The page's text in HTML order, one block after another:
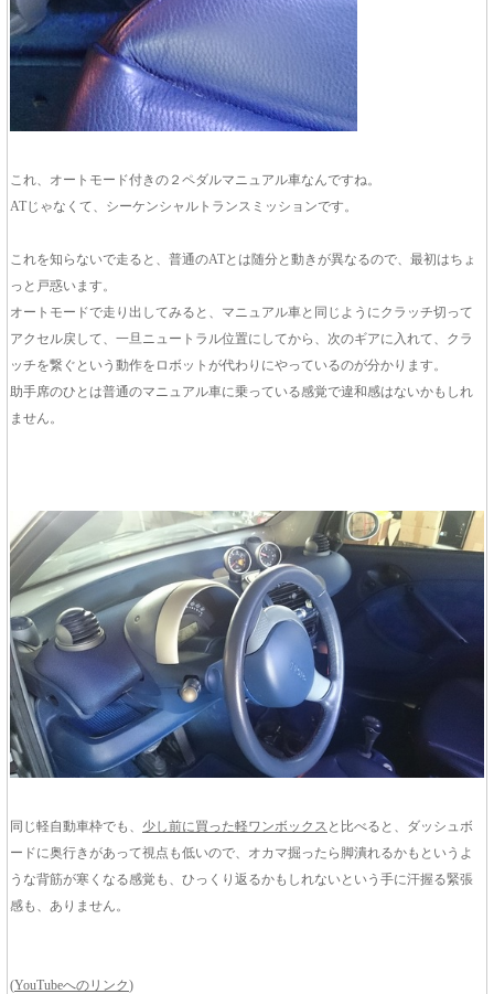
これ、オートモード付きの２ペダルマニュアル車なんですね。
ATじゃなくて、シーケンシャルトランスミッションです。
これを知らないで走ると、普通のATとは随分と動きが異なるので、最初はちょ
っと戸惑います。
オートモードで走り出してみると、マニュアル車と同じようにクラッチ切って
アクセル戻して、一旦ニュートラル位置にしてから、次のギアに入れて、クラ
ッチを繋ぐという動作をロボットが代わりにやっているのが分かります。
助手席のひとは普通のマニュアル車に乗っている感覚で違和感はないかもしれ
ません。
同じ軽自動車枠でも、 少し前に買った軽ワンボックス と比べると、ダッシュボ
ードに奥行きがあって視点も低いので、オカマ掘ったら脚潰れるかもというよ
うな背筋が寒くなる感覚も、ひっくり返るかもしれないという手に汗握る緊張
感も、ありません。
(YouTubeへのリンク)